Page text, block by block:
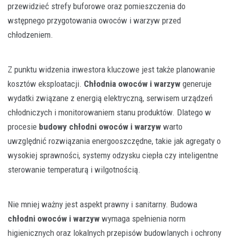
przewidzieć strefy buforowe oraz pomieszczenia do
wstępnego przygotowania owoców i warzyw przed
chłodzeniem.
Z punktu widzenia inwestora kluczowe jest także planowanie
kosztów eksploatacji. Chłodnia owoców i warzyw generuje
wydatki związane z energią elektryczną, serwisem urządzeń
chłodniczych i monitorowaniem stanu produktów. Dlatego w
procesie budowy chłodni owoców i warzyw warto
uwzględnić rozwiązania energooszczędne, takie jak agregaty o
wysokiej sprawności, systemy odzysku ciepła czy inteligentne
sterowanie temperaturą i wilgotnością.
Nie mniej ważny jest aspekt prawny i sanitarny. Budowa
chłodni owoców i warzyw wymaga spełnienia norm
higienicznych oraz lokalnych przepisów budowlanych i ochrony